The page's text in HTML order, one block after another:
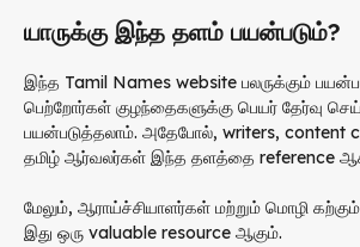
யாருக்கு இந்த தளம் பயன்படும்?
இந்த Tamil Names website பலருக்கும்
பெற்றோர்கள் குழந்தைகளுக்கு பெயர் தேர்வு
பயன்படுத்தலாம். அதேபோல், writers, content
தமிழ் ஆர்வலர்கள் இந்த தளத்தை reference
மேலும், ஆராய்ச்சியாளர்கள் மற்றும் மொழி
இது ஒரு valuable resource ஆகும்.